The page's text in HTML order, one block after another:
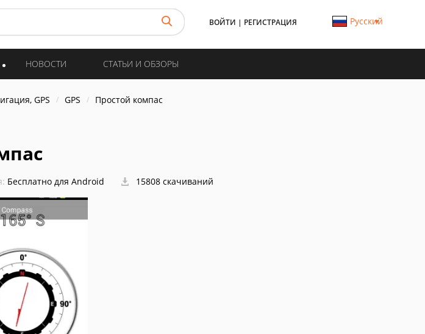
ВОЙТИ | РЕГИСТРАЦИЯ Русский
НОВОСТИ СТАТЬИ И ОБЗОРЫ
GPS GPS Простой компас
Бесплатно для Android 15808 скачиваний